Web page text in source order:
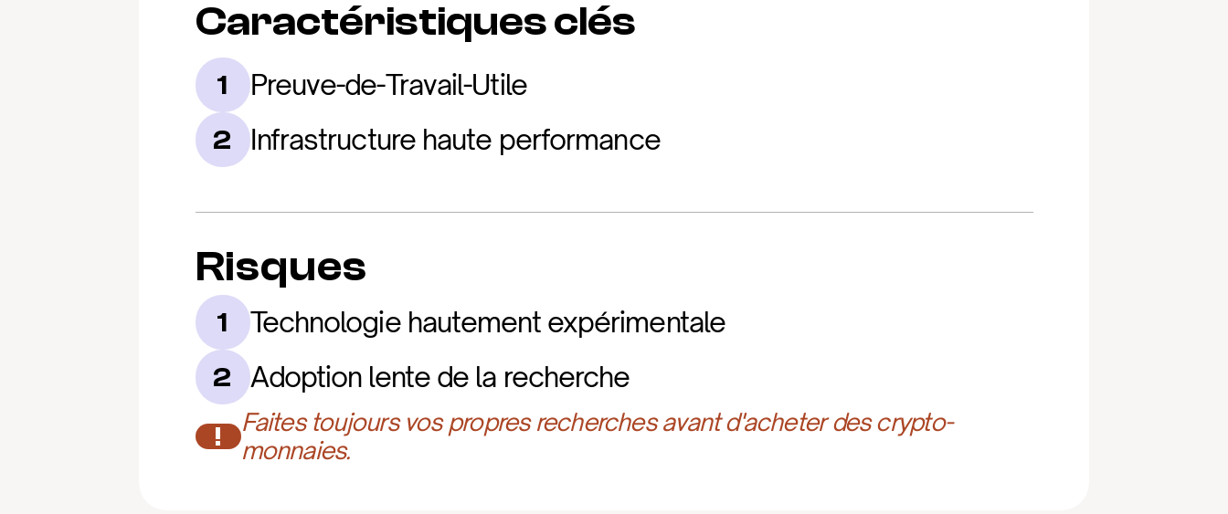
Caractéristiques clés
1 Preuve-de-Travail-Utile
2 Infrastructure haute performance
Risques
1 Technologie hautement expérimentale
2 Adoption lente de la recherche
!
Faites toujours vos propres recherches avant d'acheter des crypto-
monnaies.